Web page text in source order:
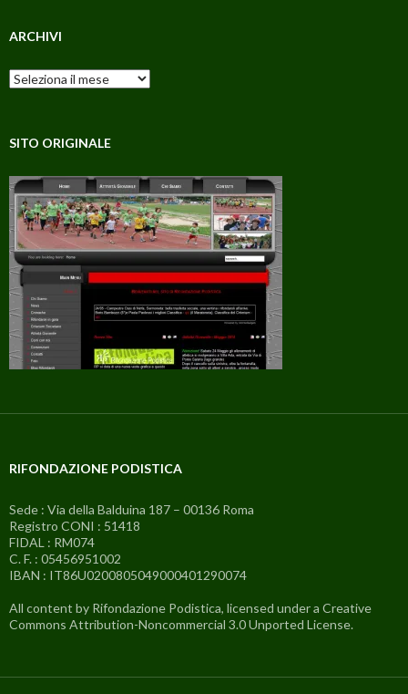
ARCHIVI
Archivi
SITO ORIGINALE
RIFONDAZIONE PODISTICA
Sede : Via della Balduina 187 – 00136 Roma
Registro CONI : 51418
FIDAL : RM074
C. F. : 05456951002
IBAN : IT86U0200805049000401290074
All content by Rifondazione Podistica, licensed under a Creative
Commons Attribution-Noncommercial 3.0 Unported License.